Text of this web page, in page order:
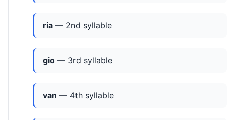
ria — 2nd syllable
gio — 3rd syllable
van — 4th syllable